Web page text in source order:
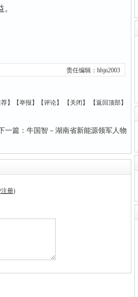
责任编辑： hbjn2003
】【举报 】【评论】 【 关闭 】 【返回顶部】
一篇 ： 牛国智－湖南省新能源领军人物
册)